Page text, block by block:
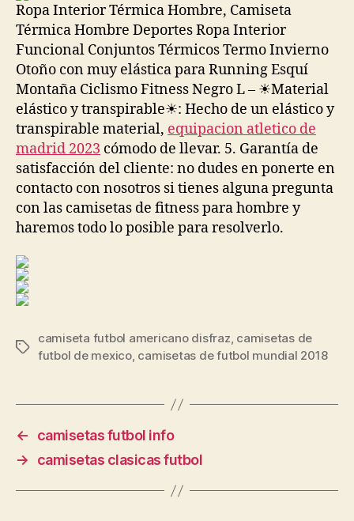
Ropa Interior Térmica Hombre, Camiseta
Térmica Hombre Deportes Ropa Interior
Funcional Conjuntos Térmicos Termo Invierno
Otoño con muy elástica para Running Esquí
Montaña Ciclismo Fitness Negro L – ☀Material
elástico y transpirable☀: Hecho de un elástico y
transpirable material, equipacion atletico de
madrid 2023 cómodo de llevar. 5. Garantía de
satisfacción del cliente: no dudes en ponerte en
contacto con nosotros si tienes alguna pregunta
con las camisetas de fitness para hombre y
haremos todo lo posible para resolverlo.
Etiquetas
camiseta futbol americano disfraz, camisetas de
futbol de mexico, camisetas de futbol mundial 2018
←
camisetas futbol info
→
camisetas clasicas futbol